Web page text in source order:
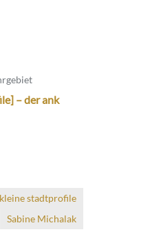
– der ank
kleine stadtprofile
Sabine Michalak